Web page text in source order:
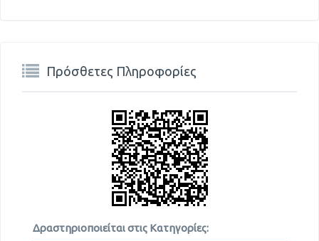
Πρόσθετες Πληροφορίες
Δραστηριοποιείται στις Κατηγορίες: